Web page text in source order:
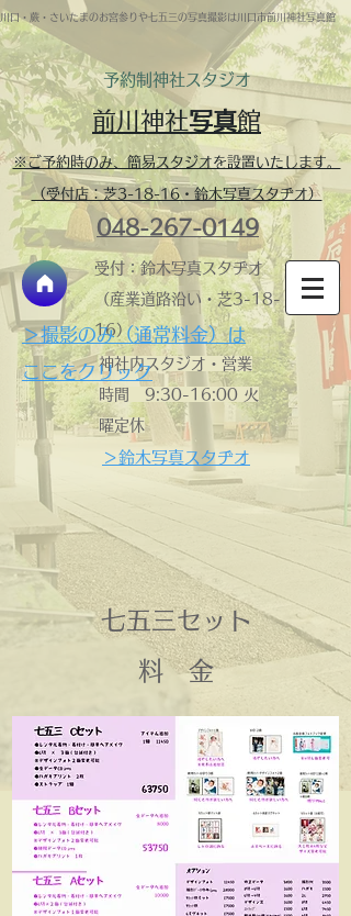
川口・蕨・さいたまのお宮参りや七五三の写真撮影は川口市前川神社写真館
予約制​神社スタジオ
前川神社写真館
※ご予約時のみ、簡易スタジオを設置いたします。
（受付店：芝3-18-16・鈴木写真スタヂオ）
048-267-0149
受付：鈴木写真スタヂオ
（産業道路沿い・芝3-18-
16）
神社内スタジオ・営業
時間 ​9:30-16:00 火
曜定休
＞鈴木写真スタヂオ
＞撮影のみ（通常料金）は
ここをクリック
七五三セット
料 金